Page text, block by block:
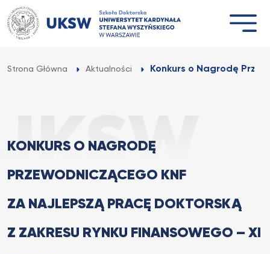
Przejdź
do
treści
Strona Główna Aktualności Konkurs o Nagrodę
KONKURS O NAGRODĘ
PRZEWODNICZĄCEGO KNF
ZA NAJLEPSZĄ PRACĘ DOKTORSKĄ
Z ZAKRESU RYNKU FINANSOWEGO – XI